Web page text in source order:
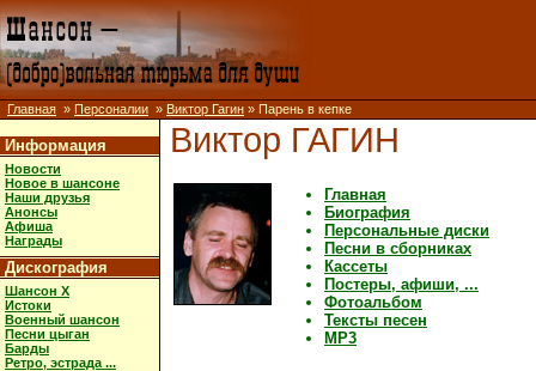
Главная » Персоналии » Виктор Гагин » Парень в кепке
Информация
Новости
Новое в шансоне
Наши друзья
Анонсы
Афиша
Награды
Дискография
Шансон X
Истоки
Военный шансон
Песни цыган
Барды
Ретро, эстрада ...
Виктор ГАГИН
Главная
Биография
Персональные диски
Песни в сборниках
Кассеты
Постеры, афиши, ...
Фотоальбом
Тексты песен
MP3